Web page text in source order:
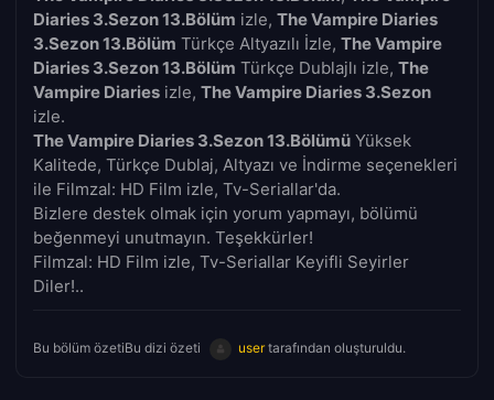
Diaries 3.Sezon 13.Bölüm izle, The Vampire Diaries
3.Sezon 13.Bölüm Türkçe Altyazılı İzle, The Vampire
Diaries 3.Sezon 13.Bölüm Türkçe Dublajlı izle, The
Vampire Diaries izle, The Vampire Diaries 3.Sezon
izle.
The Vampire Diaries 3.Sezon 13.Bölümü Yüksek
Kalitede, Türkçe Dublaj, Altyazı ve İndirme seçenekleri
ile Filmzal: HD Film izle, Tv-Seriallar'da.
Bizlere destek olmak için yorum yapmayı, bölümü
beğenmeyi unutmayın. Teşekkürler!
Filmzal: HD Film izle, Tv-Seriallar Keyifli Seyirler
Diler!..
Bu bölüm özetiBu dizi özeti usertarafından oluşturuldu.